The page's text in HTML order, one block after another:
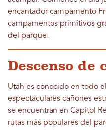
encantador campamento
campamentos primitivos
del parque.
Descenso de
Utah es conocido en todo
espectaculares cañones
se encuentran en Capitol
rutas más populares del